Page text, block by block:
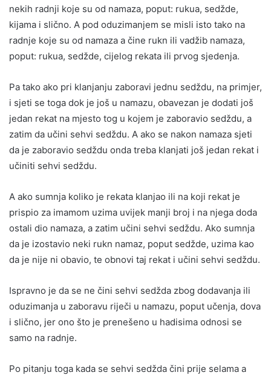
nekih radnji koje su od namaza, poput: rukua, sedžde,
kijama i slično. A pod oduzimanjem se misli isto tako na
radnje koje su od namaza a čine rukn ili vadžib namaza,
poput: rukua, sedžde, cijelog rekata ili prvog sjedenja.
Pa tako ako pri klanjanju zaboravi jednu sedždu, na primjer,
i sjeti se toga dok je još u namazu, obavezan je dodati još
jedan rekat na mjesto tog u kojem je zaboravio sedždu, a
zatim da učini sehvi sedždu. A ako se nakon namaza sjeti
da je zaboravio sedždu onda treba klanjati još jedan rekat i
učiniti sehvi sedždu.
A ako sumnja koliko je rekata klanjao ili na koji rekat je
prispio za imamom uzima uvijek manji broj i na njega doda
ostali dio namaza, a zatim učini sehvi sedždu. Ako sumnja
da je izostavio neki rukn namaz, poput sedžde, uzima kao
da je nije ni obavio, te obnovi taj rekat i učini sehvi sedždu.
Ispravno je da se ne čini sehvi sedžda zbog dodavanja ili
oduzimanja u zaboravu riječi u namazu, poput učenja, dova
i slično, jer ono što je prenešeno u hadisima odnosi se
samo na radnje.
Po pitanju toga kada se sehvi sedžda čini prije selama a